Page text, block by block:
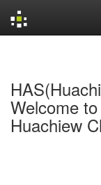
Welcome
Huachiew